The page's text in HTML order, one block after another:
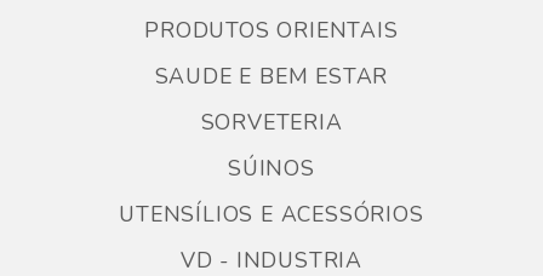
PRODUTOS ORIENTAIS
SAUDE E BEM ESTAR
SORVETERIA
SÚINOS
UTENSÍLIOS E ACESSÓRIOS
VD - INDUSTRIA